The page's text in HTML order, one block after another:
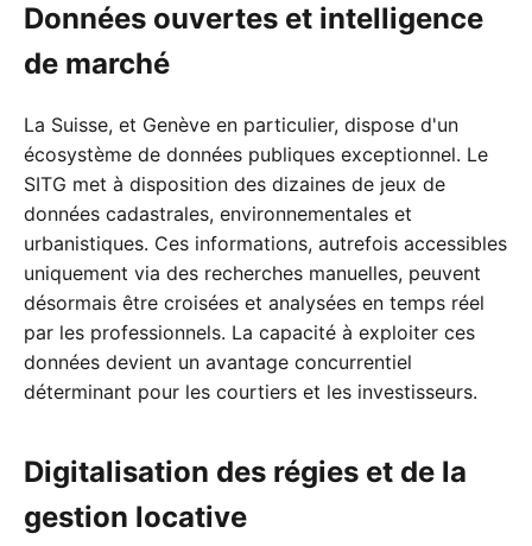
Données ouvertes et intelligence
de marché
La Suisse, et Genève en particulier, dispose d'un
écosystème de données publiques exceptionnel. Le
SITG met à disposition des dizaines de jeux de
données cadastrales, environnementales et
urbanistiques. Ces informations, autrefois accessibles
uniquement via des recherches manuelles, peuvent
désormais être croisées et analysées en temps réel
par les professionnels. La capacité à exploiter ces
données devient un avantage concurrentiel
déterminant pour les courtiers et les investisseurs.
Digitalisation des régies et de la
gestion locative